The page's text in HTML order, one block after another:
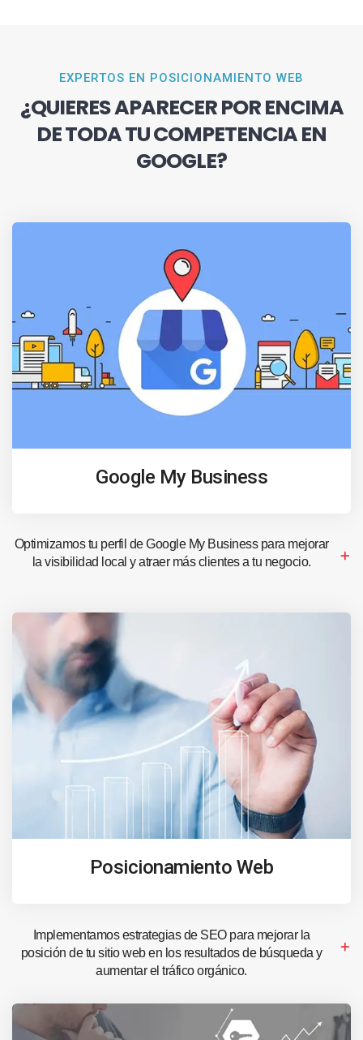
EXPERTOS EN POSICIONAMIENTO WEB
¿QUIERES APARECER POR ENCIMA
DE TODA TU COMPETENCIA EN
GOOGLE?
Google My Business
Optimizamos tu perfil de Google My Business para mejorar
la visibilidad local y atraer más clientes a tu negocio.
Posicionamiento Web
Implementamos estrategias de SEO para mejorar la
posición de tu sitio web en los resultados de búsqueda y
aumentar el tráfico orgánico.